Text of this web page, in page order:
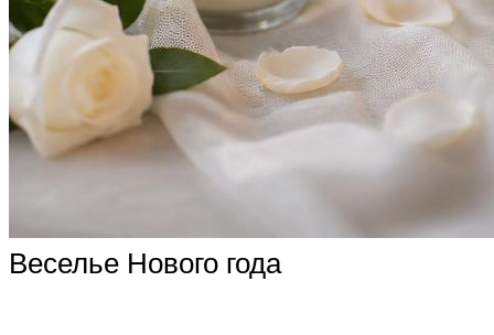
Веселье Нового года